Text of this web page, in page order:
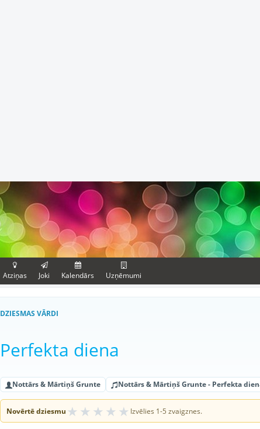
Atziņas Joki Kalendārs Uzņēmumi
DZIESMAS VĀRDI
Perfekta diena
Nottārs & Mārtiņš Grunte Nottārs & Mārtiņš Grunte - Perfekta
Novērtē dziesmu ★ ★ ★ ★ ★ Izvēlies 1-5 zvaigznes.